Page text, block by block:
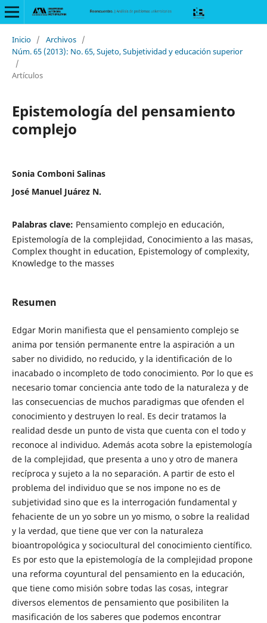
Inicio / Archivos /
Núm. 65 (2013): No. 65, Sujeto, Subjetividad y educación superior
/
Artículos
Epistemología del pensamiento
complejo
Sonia Comboni Salinas
José Manuel Juárez N.
Palabras clave: Pensamiento complejo en educación,
Epistemología de la complejidad, Conocimiento a las masas,
Complex thought in education, Epistemology of complexity,
Knowledge to the masses
Resumen
Edgar Morin manifiesta que el pensamiento complejo se
anima por tensión permanente entre la aspiración a un
saber no dividido, no reducido, y la identificación de lo
inacabado o incompleto de todo conocimiento. Por lo que es
necesario tomar conciencia ante todo de la naturaleza y de
las consecuencias de muchos paradigmas que ofenden el
conocimiento y destruyen lo real. Es decir tratamos la
realidad desde un punto de vista que cuenta con el todo y
reconoce al individuo. Además acota sobre la epistemología
de la complejidad, que presenta a uno y otro de manera
recíproca y sujeto a la no separación. A partir de esto el
problema del individuo que se nos impone no es de
subjetividad sino que es la interrogación fundamental y
fehaciente de un yo sobre un yo mismo, o sobre la realidad
y la verdad, que tiene que ver con la naturaleza
bioantropológica y sociocultural del conocimiento científico.
Es por esto que la epistemología de la complejidad propone
una reforma coyuntural del pensamiento en la educación,
que tiene como misión sobre todas las cosas, integrar
diversos elementos de pensamiento que posibiliten la
masificación de los saberes que podemos encontrar